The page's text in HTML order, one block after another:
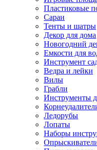
Пластиковые
Сараи
Тенты и шатры
Декор для дома
Новогодний
Емкости для
Инструмент
Ведра и лейки
Вилы
Грабли
Инструменты
Ледорубы
Лопаты
Наборы